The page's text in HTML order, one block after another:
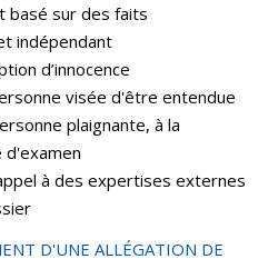
basé sur des faits
indépendant
d’innocence
visée d'être entendue
plaignante, à la
d'examen
à des expertises externes
D'UNE ALLÉGATION DE